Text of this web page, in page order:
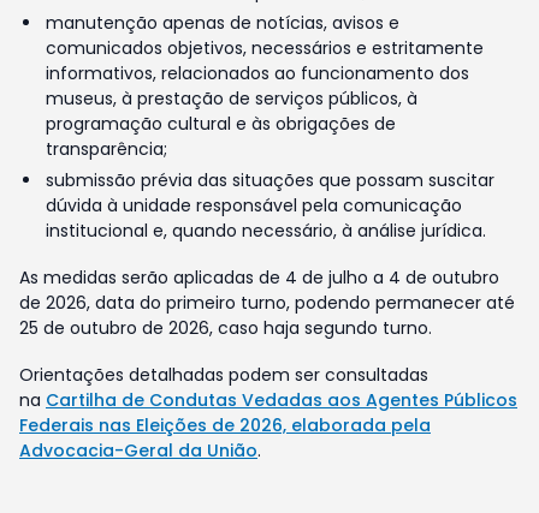
manutenção apenas de notícias, avisos e
comunicados objetivos, necessários e estritamente
informativos, relacionados ao funcionamento dos
museus, à prestação de serviços públicos, à
programação cultural e às obrigações de
transparência;
submissão prévia das situações que possam suscitar
dúvida à unidade responsável pela comunicação
institucional e, quando necessário, à análise jurídica.
As medidas serão aplicadas de 4 de julho a 4 de outubro
de 2026, data do primeiro turno, podendo permanecer até
25 de outubro de 2026, caso haja segundo turno.
Orientações detalhadas podem ser consultadas
na Cartilha de Condutas Vedadas aos Agentes Públicos
Federais nas Eleições de 2026, elaborada pela
Advocacia-Geral da União.